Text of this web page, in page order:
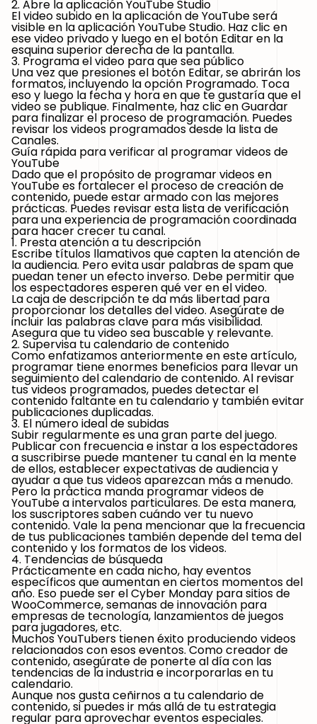
2. Abre la aplicación YouTube Studio
El video subido en la aplicación de YouTube será
visible en la aplicación YouTube Studio. Haz clic en
ese video privado y luego en el botón Editar en la
esquina superior derecha de la pantalla.
3. Programa el video para que sea público
Una vez que presiones el botón Editar, se abrirán los
formatos, incluyendo la opción Programado. Toca
eso y luego la fecha y hora en que te gustaría que el
video se publique. Finalmente, haz clic en Guardar
para finalizar el proceso de programación. Puedes
revisar los videos programados desde la lista de
Canales.
Guía rápida para verificar al programar videos de
YouTube
Dado que el propósito de programar videos en
YouTube es fortalecer el proceso de creación de
contenido, puede estar armado con las mejores
prácticas. Puedes revisar esta lista de verificación
para una experiencia de programación coordinada
para hacer crecer tu canal.
1. Presta atención a tu descripción
Escribe títulos llamativos que capten la atención de
la audiencia. Pero evita usar palabras de spam que
puedan tener un efecto inverso. Debe permitir que
los espectadores esperen qué ver en el video.
La caja de descripción te da más libertad para
proporcionar los detalles del video. Asegúrate de
incluir las palabras clave para más visibilidad.
Asegura que tu video sea buscable y relevante.
2. Supervisa tu calendario de contenido
Como enfatizamos anteriormente en este artículo,
programar tiene enormes beneficios para llevar un
seguimiento del calendario de contenido. Al revisar
tus videos programados, puedes detectar el
contenido faltante en tu calendario y también evitar
publicaciones duplicadas.
3. El número ideal de subidas
Subir regularmente es una gran parte del juego.
Publicar con frecuencia e instar a los espectadores
a suscribirse puede mantener tu canal en la mente
de ellos, establecer expectativas de audiencia y
ayudar a que tus videos aparezcan más a menudo.
Pero la práctica manda programar videos de
YouTube a intervalos particulares. De esta manera,
los suscriptores saben cuándo ver tu nuevo
contenido. Vale la pena mencionar que la frecuencia
de tus publicaciones también depende del tema del
contenido y los formatos de los videos.
4. Tendencias de búsqueda
Prácticamente en cada nicho, hay eventos
específicos que aumentan en ciertos momentos del
año. Eso puede ser el Cyber Monday para sitios de
WooCommerce, semanas de innovación para
empresas de tecnología, lanzamientos de juegos
para jugadores, etc.
Muchos YouTubers tienen éxito produciendo videos
relacionados con esos eventos. Como creador de
contenido, asegúrate de ponerte al día con las
tendencias de la industria e incorporarlas en tu
calendario.
Aunque nos gusta ceñirnos a tu calendario de
contenido, si puedes ir más allá de tu estrategia
regular para aprovechar eventos especiales.